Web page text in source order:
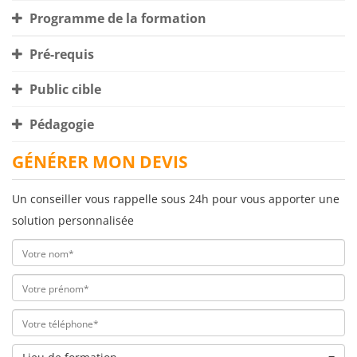
Programme de la formation
Pré-requis
Public cible
Pédagogie
GÉNÉRER MON DEVIS
Un conseiller vous rappelle sous 24h pour vous apporter une
solution personnalisée